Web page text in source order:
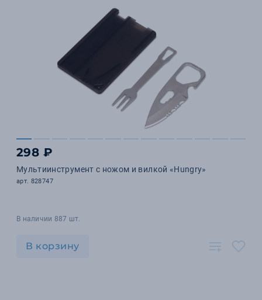
298 ₽
Мультиинструмент с ножом и вилкой «Hungry»
арт. 828747
В наличии 887 шт.
В корзину